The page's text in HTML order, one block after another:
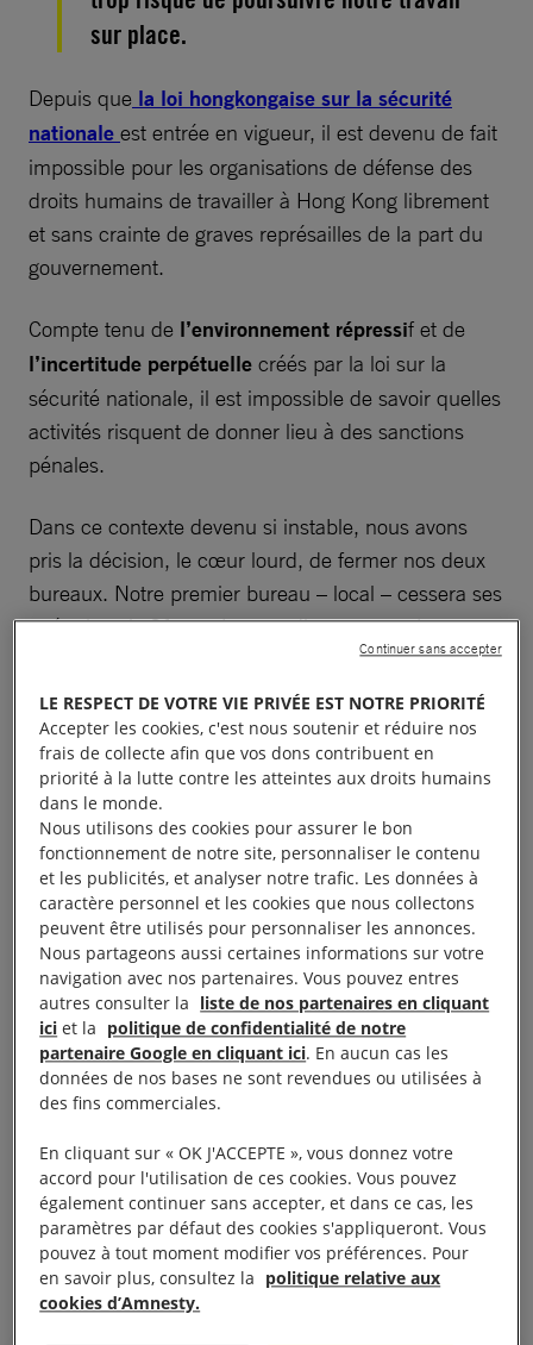
sur place.
Depuis que la loi hongkongaise sur la sécurité
nationale est entrée en vigueur, il est devenu de fait
impossible pour les organisations de défense des
droits humains de travailler à Hong Kong librement
et sans crainte de graves représailles de la part du
gouvernement.
Compte tenu de l’environnement répressif et de
l’incertitude perpétuelle créés par la loi sur la
sécurité nationale, il est impossible de savoir quelles
activités risquent de donner lieu à des sanctions
pénales.
Dans ce contexte devenu si instable, nous avons
pris la décision, le cœur lourd, de fermer nos deux
bureaux. Notre premier bureau – local – cessera ses
opérations le 31 octobre, tandis que notre bureau –
régional – mettra la clé sous la porte d’ici la fin de
l’année.
« Nous étions face à un
dilemme »
Depuis l’entrée en vigueur dela loi sur la sécurité
nationaleen juillet 2020, nous alertons sur le net
recul des libertés à Hong Kong et la détérioration
rapide de la situation des droits humains.
Cette loi a faitaugmenter les menaces
sur la société civile hongkongaise. Nous avons
analysé les risques qui pesaient si nous restions à
Hong Kong. Les risques étaient trop élevés pour y
maintenir nos bureaux. Il nous aurait étéimpossible
d’y travailler librement.
LE RESPECT DE VOTRE VIE PRIVÉE EST NOTRE PRIORITÉ
Accepter les cookies, c'est nous soutenir et réduire nos
frais de collecte afin que vos dons contribuent en
priorité à la lutte contre les atteintes aux droits humains
dans le monde.
Nous utilisons des cookies pour assurer le bon
fonctionnement de notre site, personnaliser le contenu
et les publicités, et analyser notre trafic. Les données à
caractère personnel et les cookies que nous collectons
peuvent être utilisés pour personnaliser les annonces.
Nous partageons aussi certaines informations sur votre
navigation avec nos partenaires. Vous pouvez entres
autres consulter la liste de nos partenaires en cliquant
ici et la politique de confidentialité de notre
partenaire Google en cliquant ici. En aucun cas les
données de nos bases ne sont revendues ou utilisées à
des fins commerciales.
En cliquant sur « OK J'ACCEPTE », vous donnez votre
accord pour l'utilisation de ces cookies. Vous pouvez
également continuer sans accepter, et dans ce cas, les
paramètres par défaut des cookies s'appliqueront. Vous
pouvez à tout moment modifier vos préférences. Pour
en savoir plus, consultez la politique relative aux
cookies d’Amnesty.
Continuer sans accepter